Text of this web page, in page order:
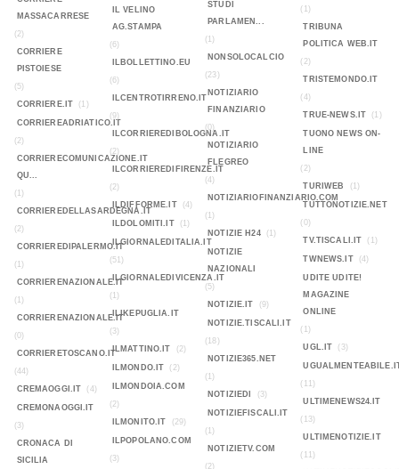
MASSACARRESE
(2)
CORRIERE
PISTOIESE
(5)
CORRIERE.IT
(1)
CORRIEREADRIATICO.IT
(2)
CORRIERECOMUNICAZIONE.IT
QU...
(1)
CORRIEREDELLASARDEGNA.IT
(2)
CORRIEREDIPALERMO.IT
(1)
CORRIERENAZIONALE.IT
(1)
CORRIERENAZIONALE.IT
(0)
CORRIERETOSCANO.IT
(44)
CREMAOGGI.IT
(4)
CREMONAOGGI.IT
(3)
CRONACA DI
SICILIA
IL VELINO
AG.STAMPA
(6)
ILBOLLETTINO.EU
(6)
ILCENTROTIRRENO.IT
(9)
ILCORRIEREDIBOLOGNA.IT
(2)
ILCORRIEREDIFIRENZE.IT
(2)
ILDIFFORME.IT
(4)
ILDOLOMITI.IT (1)
ILGIORNALEDITALIA.IT
(51)
ILGIORNALEDIVICENZA.IT
(1)
ILIKEPUGLIA.IT
(3)
ILMATTINO.IT
(2)
ILMONDO.IT (2)
ILMONDOIA.COM
(2)
ILMONITO.IT
(29)
ILPOPOLANO.COM
(3)
STUDI
PARLAMEN...
(1)
NONSOLOCALCIO
(23)
NOTIZIARIO
FINANZIARIO
(0)
NOTIZIARIO
FLEGREO
(4)
NOTIZIARIOFINANZIARIO.COM
(1)
NOTIZIE H24
(1)
NOTIZIE
NAZIONALI
(5)
NOTIZIE.IT
(9)
NOTIZIE.TISCALI.IT
(18)
NOTIZIE365.NET
(1)
NOTIZIEDI
(3)
NOTIZIEFISCALI.IT
(1)
NOTIZIETV.COM
(2)
(1)
TRIBUNA
POLITICA WEB.IT
(2)
TRISTEMONDO.IT
(4)
TRUE-NEWS.IT
(1)
TUONO NEWS ON-
LINE
(2)
TURIWEB
(1)
TUTTONOTIZIE.NET
(0)
TV.TISCALI.IT
(1)
TWNEWS.IT (4)
UDITE UDITE!
MAGAZINE
ONLINE
(1)
UGL.IT
(3)
(11)
ULTIMENEWS24.IT
(13)
ULTIMENOTIZIE.IT
(11)